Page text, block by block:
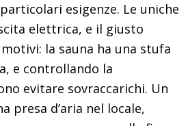
esigenze. Le uniche
elettrica, e il giusto
la sauna ha una stufa
e controllando la
evitare sovraccarichi. Un
presa d’aria nel locale,